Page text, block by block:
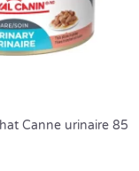
Canne urinaire 85